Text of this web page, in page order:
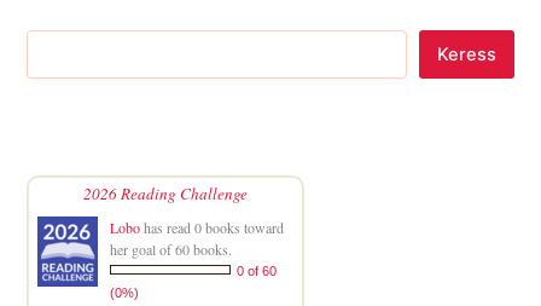
Keress
2026 Reading Challenge
Lobohas read 0 books toward
her goal of 60 books.
0 of 60
(0%)